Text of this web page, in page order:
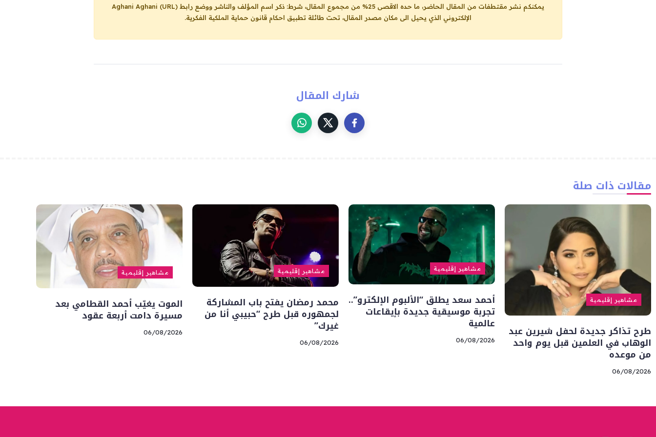
يمكنكم نشر مقتطفات من المقال الحاضر، ما حده الاقصى 25% من مجموع المقال، شرط: ذكر اسم المؤلف والناشر ووضع رابط
Aghani Aghani (URL)
الإلكتروني الذي يحيل الى مكان مصدر المقال، تحت طائلة تطبيق احكام قانون حماية الملكية الفكرية.
شارك المقال
مقالات ذات صلة
مشاهير إقليمية
طرح تذاكر جديدة لحفل شيرين عبد
الوهاب في العلمين قبل يوم واحد
من موعده
06/08/2026
مشاهير إقليمية
أحمد سعد يطلق “الألبوم الإلكترو”..
تجربة موسيقية جديدة بإيقاعات
عالمية
06/08/2026
مشاهير إقليمية
محمد رمضان يفتح باب المشاركة
لجمهوره قبل طرح “حبيبي أنا من
غيرك”
06/08/2026
مشاهير إقليمية
الموت يغيّب أحمد القطامي بعد
مسيرة دامت أربعة عقود
06/08/2026